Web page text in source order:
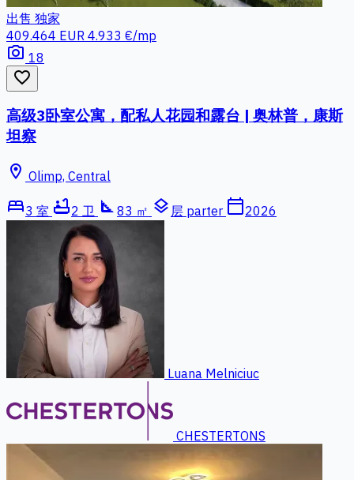
出售 独家
409.464 EUR 4.933 €/mp
photo_camera 18
favorite_border
高级3卧室公寓，配私人花园和露台 | 奥林普，康斯
坦察
location_on Olimp, Central
bed3 室 bathtub2 卫 square_foot 83 ㎡ layers 层 parter calendar_today2026
Luana Melniciuc
CHESTERTONS